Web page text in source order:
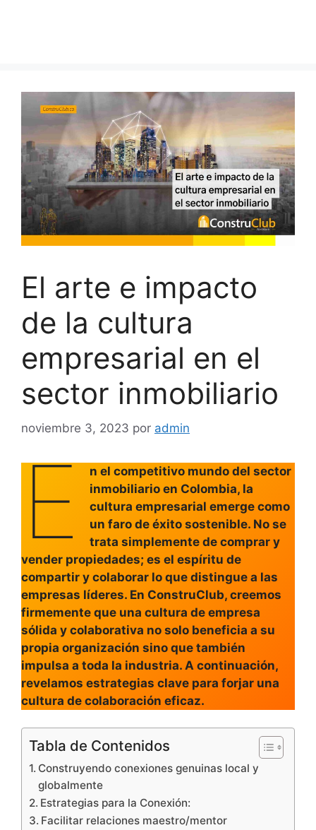
El arte e impacto
de la cultura
empresarial en el
sector inmobiliario
noviembre 3, 2023 por admin
E
n el competitivo mundo del sector
inmobiliario en Colombia, la
cultura empresarial emerge como
un faro de éxito sostenible. No se
trata simplemente de comprar y
vender propiedades; es el espíritu de
compartir y colaborar lo que distingue a las
empresas líderes. En ConstruClub, creemos
firmemente que una cultura de empresa
sólida y colaborativa no solo beneficia a su
propia organización sino que también
impulsa a toda la industria. A continuación,
revelamos estrategias clave para forjar una
cultura de colaboración eficaz.
Tabla de Contenidos
Construyendo conexiones genuinas local y
globalmente
Estrategias para la Conexión:
Facilitar relaciones maestro/mentor